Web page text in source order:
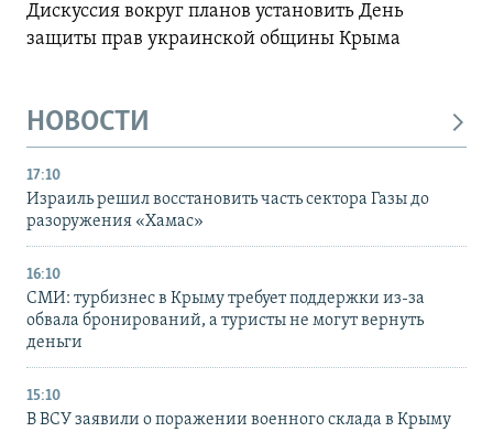
Дискуссия вокруг планов установить День
защиты прав украинской общины Крыма
НОВОСТИ
17:10
Израиль решил восстановить часть сектора Газы до
разоружения «Хамас»
16:10
СМИ: турбизнес в Крыму требует поддержки из-за
обвала бронирований, а туристы не могут вернуть
деньги
15:10
В ВСУ заявили о поражении военного склада в Крыму